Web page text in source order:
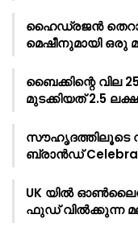
ഹൈഡ്രജൻ
മെഷീനുമായി ഒരു
ബൈക്കിന്റെ വില
മുടക്കിയത് 2.5
സൗഹൃദത്തിലൂടെ
ബ്രാൻഡ്
UK യിൽ
ഫുഡ് വിൽക്കുന്ന